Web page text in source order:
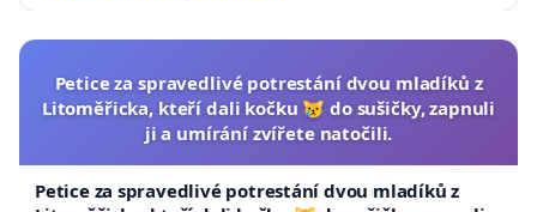
Petice za spravedlivé potrestání dvou mladíků z
Litoměřicka, kteří dali kočku 😿 do sušičky, zapnuli
ji a umírání zvířete natočili.
Petice za spravedlivé potrestání dvou mladíků z